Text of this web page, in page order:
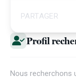
Profil
Nous recherchons
PARTAGER